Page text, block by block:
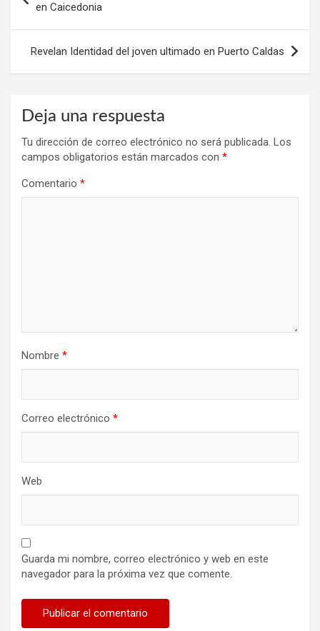
de
entradas
en Caicedonia
Revelan Identidad del joven ultimado en Puerto Caldas
Deja una respuesta
Tu dirección de correo electrónico no será publicada. Los
campos obligatorios están marcados con *
Comentario *
Nombre *
Correo electrónico *
Web
Guarda mi nombre, correo electrónico y web en este
navegador para la próxima vez que comente.